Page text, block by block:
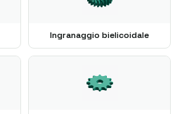
Ingranaggio bielicoidale